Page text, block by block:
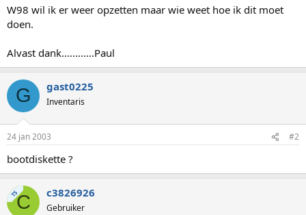
W98 wil ik er weer opzetten maar wie weet hoe ik dit moet
doen.
Alvast dank............Paul
G gast0225
Inventaris
24 jan 2003 #2
bootdiskette ?
TSC c3826926
Gebruiker